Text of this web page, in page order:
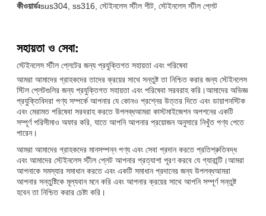
কীওয়ার্ডঃsus304, ss316, স্টেইনলেস স্টীল শীট, স্টেইনলেস স্টীল প্লেট
সহায়তা ও সেবা:
স্টেইনলেস স্টীল প্লেটের জন্য প্রযুক্তিগত সহায়তা এবং পরিষেবা
আমরা আমাদের গ্রাহকদের তাদের ক্রয়ের সাথে সন্তুষ্ট তা নিশ্চিত করার জন্য স্টেইনলেস
স্টিল প্লেটগুলির জন্য প্রযুক্তিগত সহায়তা এবং পরিষেবা সরবরাহ করি।আমাদের অভিজ্ঞ
প্রযুক্তিবিদরা পণ্য সম্পর্কে আপনার যে কোনও প্রশ্নের উত্তর দিতে এবং ডায়াগনস্টিক
এবং মেরামত পরিষেবা সরবরাহ করতে উপলব্ধআমরা কাস্টমাইজেশন অপশনের একটি
সম্পূর্ণ পরিসীমাও অফার করি, যাতে আপনি আপনার প্রয়োজন অনুসারে নিখুঁত পণ্য পেতে
পারেন।
আমরা আমাদের গ্রাহকদের মানসম্পন্ন পণ্য এবং সেবা প্রদান করতে প্রতিশ্রুতিবদ্ধ
এবং আমাদের স্টেইনলেস স্টীল প্লেট আপনার প্রত্যাশা পূরণ করবে যে গ্যারান্টি।আমরা
আপনাকে সমস্যার সমাধান করতে এবং একটি সমাধান প্রদানের জন্য উপলব্ধআমরা
আপনার সন্তুষ্টিকে মূল্যবান মনে করি এবং আপনার ক্রয়ের সাথে আপনি সম্পূর্ণ সন্তুষ্ট
হবেন তা নিশ্চিত করার চেষ্টা করি।